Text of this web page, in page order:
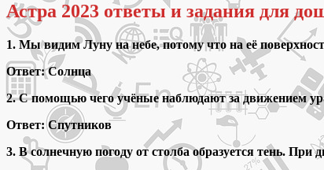
Астра 2023 ответы и задания для
1. Мы видим Луну на небе, потому что на её
Ответ: Солнца
2. С помощью чего учёные наблюдают за движением
Ответ: Спутников
3. В солнечную погоду от столба образуется тень.